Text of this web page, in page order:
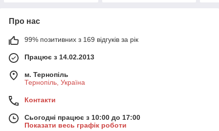
Про нас
99% позитивних з 169 відгуків за рік
Працює з 14.02.2013
м. Тернопіль
Тернопіль, Україна
Контакти
Сьогодні працює з 10:00 до 17:00
Показати весь графік роботи